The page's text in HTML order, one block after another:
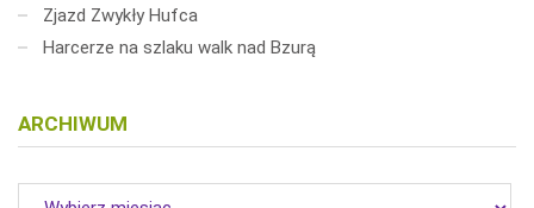
Zjazd Zwykły Hufca
Harcerze na szlaku walk nad Bzurą
ARCHIWUM
Archiwum